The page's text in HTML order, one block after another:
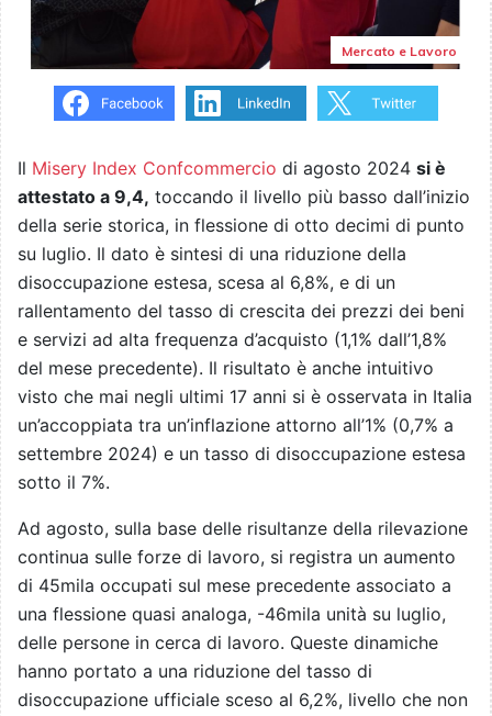
Mercato e Lavoro
Il Misery Index Confcommercio di agosto 2024 si è
attestato a 9,4, toccando il livello più basso dall’inizio
della serie storica, in flessione di otto decimi di punto
su luglio. Il dato è sintesi di una riduzione della
disoccupazione estesa, scesa al 6,8%, e di un
rallentamento del tasso di crescita dei prezzi dei beni
e servizi ad alta frequenza d’acquisto (1,1% dall’1,8%
del mese precedente). Il risultato è anche intuitivo
visto che mai negli ultimi 17 anni si è osservata in Italia
un’accoppiata tra un’inflazione attorno all’1% (0,7% a
settembre 2024) e un tasso di disoccupazione estesa
sotto il 7%.
Ad agosto, sulla base delle risultanze della rilevazione
continua sulle forze di lavoro, si registra un aumento
di 45mila occupati sul mese precedente associato a
una flessione quasi analoga, -46mila unità su luglio,
delle persone in cerca di lavoro. Queste dinamiche
hanno portato a una riduzione del tasso di
disoccupazione ufficiale sceso al 6,2%, livello che non